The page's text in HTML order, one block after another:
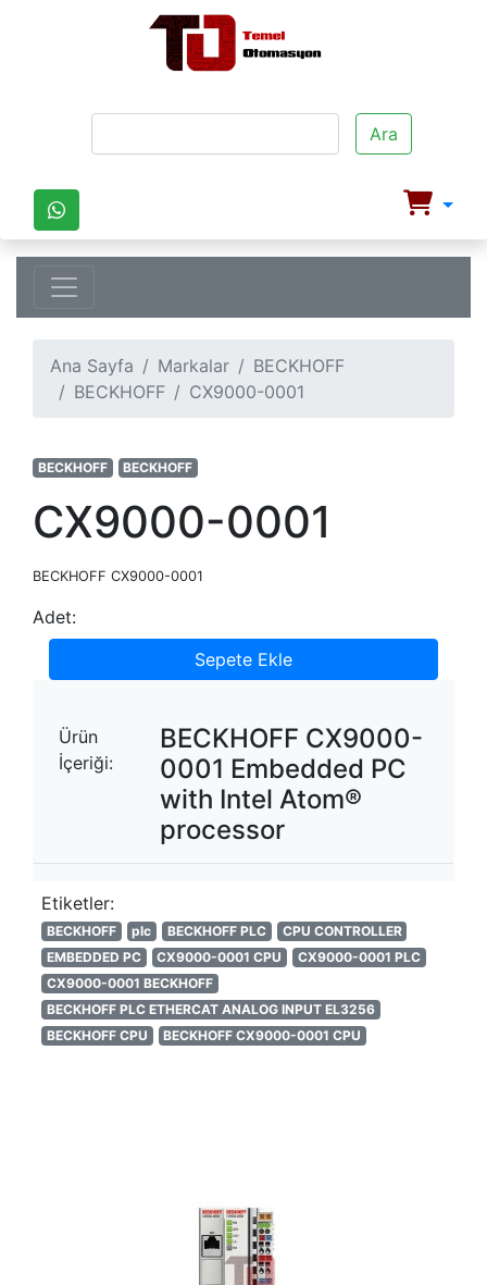
Ara
Ana Sayfa Markalar
BECKHOFF
BECKHOFF
CX9000-0001
BECKHOFF BECKHOFF
CX9000-0001
BECKHOFF CX9000-0001
Adet:
Sepete Ekle
Ürün
İçeriği:
BECKHOFF CX9000-
0001 Embedded PC
with Intel Atom®
processor
Etiketler:
BECKHOFF plc BECKHOFF PLC
CPU CONTROLLER
EMBEDDED PC
CX9000-0001 CPU
CX9000-0001 PLC
CX9000-0001 BECKHOFF
BECKHOFF PLC ETHERCAT ANALOG INPUT EL3256
BECKHOFF CPU
BECKHOFF CX9000-0001 CPU